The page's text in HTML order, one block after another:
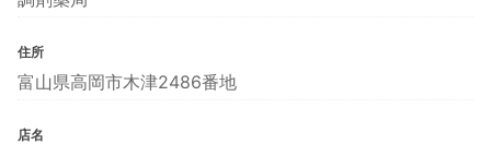
住所
富山県高岡市木津2486番地
店名